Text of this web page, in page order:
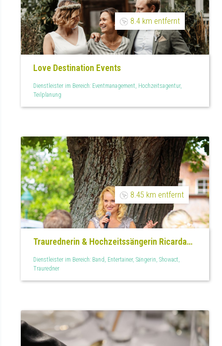
8.4 km entfernt
Love Destination Events
Dienstleister im Bereich: Eventmanagement, Hochzeitsagentur,
Teilplanung
8.45 km entfernt
Traurednerin & Hochzeitssängerin Ricarda
Ulm
Dienstleister im Bereich: Band, Entertainer, Sängerin, Showact,
Trauredner